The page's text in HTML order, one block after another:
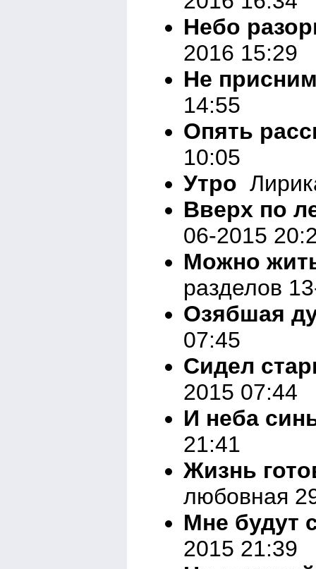
Небо
2016 15:29
Не
14:55
Опять
10:05
Утро
Вверх по
06-2015
Можно
разделов
Озябшая
07:45
Сидел
2015 07:44
И неба
21:41
Жизнь
любовная
Мне будут
2015 21:39